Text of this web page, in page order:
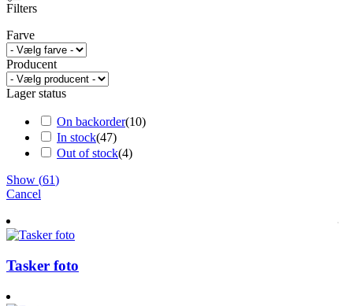
Filters
Farve
Producent
Lager status
On backorder(10)
In stock(47)
Out of stock(4)
Show (61)
Cancel
Tasker foto